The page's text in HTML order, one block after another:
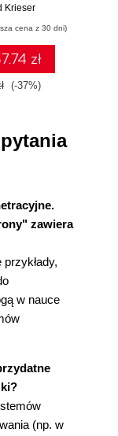
stosowane
Krieser
cena z 30 dni)
zł
(-37%)
zawiera
w nauce
(np. w